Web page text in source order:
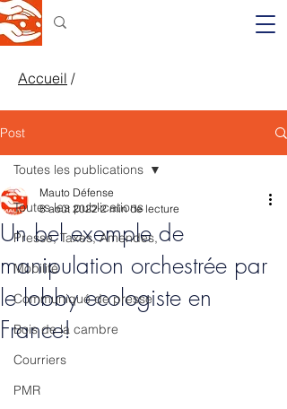
Accueil /
Post
Toutes les publications
Presse, Taxes, Amendes,
Mobilité
Communiqué de presse
Bois de la cambre
Courriers
PMR
Toutes les publications
Un bel exemple de
manipulation orchestrée par
le lobby ecologiste en
France!
Mauto Défense
8 août 2022 2 min de lecture